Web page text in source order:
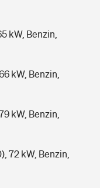
Kids
kW, Benzin,
kW, Benzin,
kW, Benzin,
72 kW, Benzin,